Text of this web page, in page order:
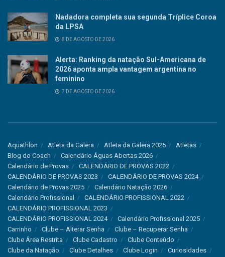
Nadadora completa sua segunda Tríplice Coroa
da LPSA
8 DE AGOSTO DE 2026
Alerta: Ranking da natação Sul-Americana de
2026 aponta ampla vantagem argentina no
feminino
7 DE AGOSTO DE 2026
Aquathlon Atleta da Galera Atleta da Galera 2025
Atletas
Blog do Coach
Calendário Águas Abertas 2026
Calendário de Provas
CALENDÁRIO DE PROVAS 2022
CALENDÁRIO DE PROVAS 2023
CALENDÁRIO DE PROVAS 2024
Calendário de Provas 2025
Calendário Natação 2026
Calendário Profissional
CALENDÁRIO PROFISSIONAL 2022
CALENDÁRIO PROFISSIONAL 2023
CALENDÁRIO PROFISSIONAL 2024
Calendário Profissional 2025
Carrinho
Clube – Alterar Senha
Clube – Recuperar Senha
Clube Área Restrita
Clube Cadastro
Clube Conteúdo
Clube da Natação
Clube Detalhes Clube Login Curiosidades